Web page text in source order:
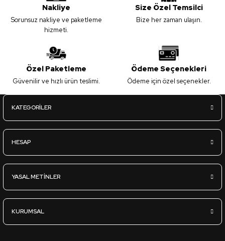
Nakliye
Sorunsuz nakliye ve paketleme
hizmeti.
Size Özel Temsilci
Bize her zaman ulaşın.
Özel Paketleme
Güvenilir ve hızlı ürün teslimi.
Ödeme Seçenekleri
Ödeme için özel seçenekler.
KATEGORİLER
HESAP
YASAL METİNLER
KURUMSAL